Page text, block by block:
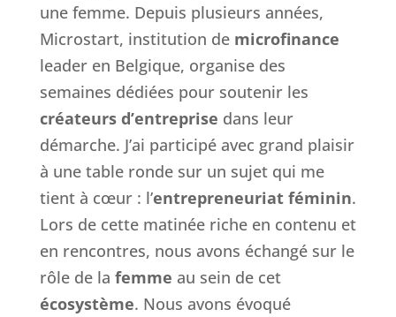
une femme. Depuis plusieurs années,
Microstart, institution de microfinance
leader en Belgique, organise des
semaines dédiées pour soutenir les
créateurs d’entreprise dans leur
démarche. J’ai participé avec grand plaisir
à une table ronde sur un sujet qui me
tient à cœur : l’entrepreneuriat féminin.
Lors de cette matinée riche en contenu et
en rencontres, nous avons échangé sur le
rôle de la femme au sein de cet
écosystème. Nous avons évoqué